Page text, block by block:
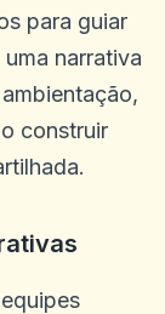
para guiar
narrativa
construir